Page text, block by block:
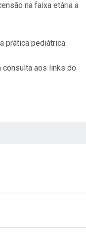
na faixa etária a
prática pediátrica.
consulta aos links do